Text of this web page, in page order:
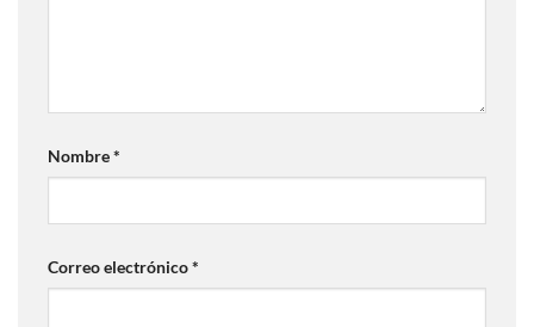
Nombre*
Correo electrónico*